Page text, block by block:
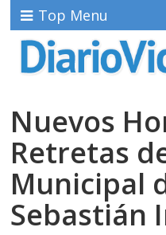
Top Menu
Nuevos
Retretas
Municipal
Sebastián